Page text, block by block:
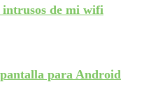
intrusos de mi wifi
para Android